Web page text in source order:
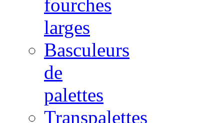
fourches
larges
Basculeurs
de
palettes
Transpalettes